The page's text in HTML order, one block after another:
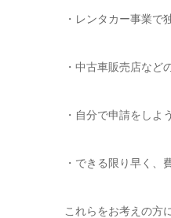
・レンタカー事業で
・中古車販売店など
・自分で申請をしよ
・できる限り早く、
これらをお考えの方